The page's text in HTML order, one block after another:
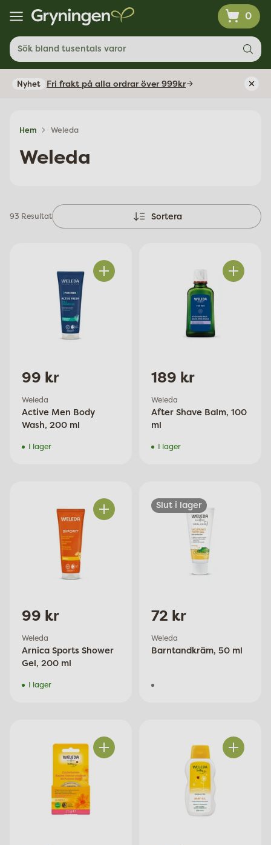
0
Sök bland tusentals varor
Nyhet Fri frakt på alla ordrar över 999kr
Hem Weleda
Weleda
Sortera
93 Resultat
Antal
99 kr
Weleda
Active Men Body
Wash, 200 ml
I lager
Antal
189 kr
Weleda
After Shave Balm, 100
ml
I lager
Antal
99 kr
Weleda
Arnica Sports Shower
Gel, 200 ml
I lager
Slut i lager
72 kr
Weleda
Barntandkräm, 50 ml
Antal Antal